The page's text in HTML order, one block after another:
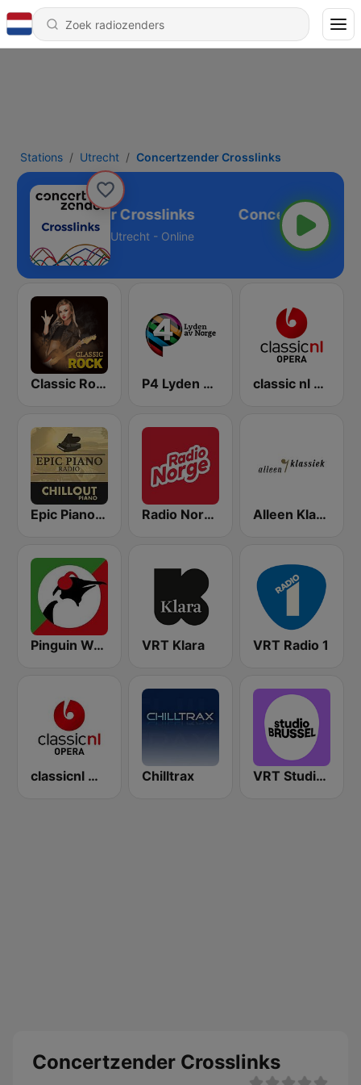
Stations Utrecht Concertzender Crosslinks
Concertzender Crosslinks
Utrecht - Online
Classic Rock Station P4 Lyden av Norge classic nl Opera
Epic Piano - CHILLOUT PIANO Radio Norge Alleen Klassiek
Pinguin World Music VRT Klara VRT Radio 1
classicnl Opera Chilltrax VRT Studio Brussel
Concertzender Crosslinks